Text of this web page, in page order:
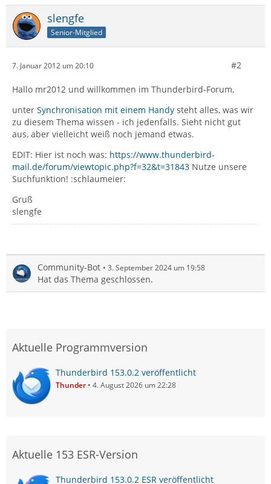
slengfe
Senior-Mitglied
7. Januar 2012 um 20:10 #2
Hallo mr2012 und willkommen im Thunderbird-Forum,
unter Synchronisation mit einem Handy steht alles, was wir
zu diesem Thema wissen - ich jedenfalls. Sieht nicht gut
aus, aber vielleicht weiß noch jemand etwas.
EDIT: Hier ist noch was: https://www.thunderbird-
mail.de/forum/viewtopic.php?f=32&t=31843 Nutze unsere
Suchfunktion! :schlaumeier:
Gruß
slengfe
Community-Bot 3. September 2024 um 19:58
Hat das Thema geschlossen.
Aktuelle Programmversion
Thunderbird 153.0.2 veröffentlicht
Thunder 4. August 2026 um 22:28
Aktuelle 153 ESR-Version
Thunderbird 153.0.2 ESR veröffentlicht